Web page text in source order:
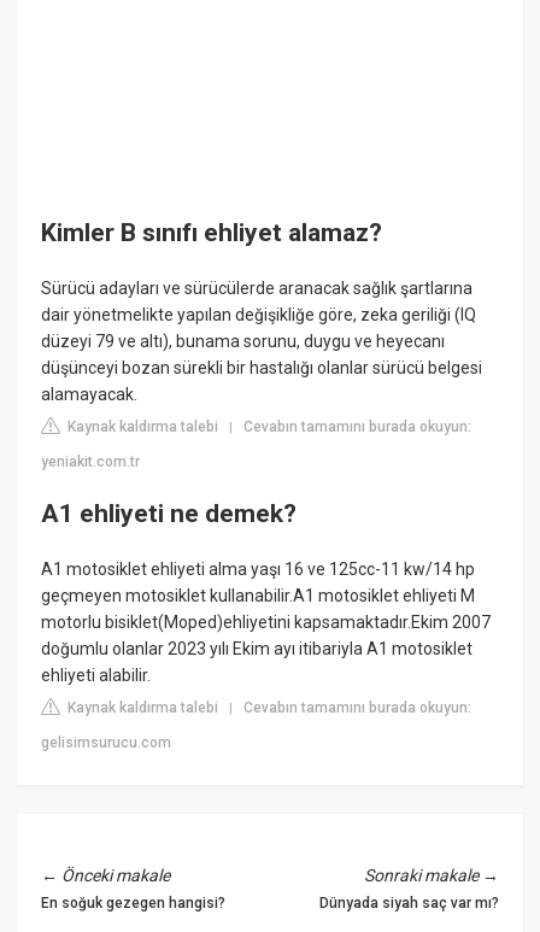
Kimler B sınıfı ehliyet alamaz?
Sürücü adayları ve sürücülerde aranacak sağlık şartlarına
dair yönetmelikte yapılan değişikliğe göre, zeka geriliği (IQ
düzeyi 79 ve altı), bunama sorunu, duygu ve heyecanı
düşünceyi bozan sürekli bir hastalığı olanlar sürücü belgesi
alamayacak.
Kaynak kaldırma talebi |Cevabın tamamını burada okuyun:
yeniakit.com.tr
A1 ehliyeti ne demek?
A1 motosiklet ehliyeti alma yaşı 16 ve 125cc-11 kw/14 hp
geçmeyen motosiklet kullanabilir.A1 motosiklet ehliyeti M
motorlu bisiklet(Moped)ehliyetini kapsamaktadır.Ekim 2007
doğumlu olanlar 2023 yılı Ekim ayı itibariyla A1 motosiklet
ehliyeti alabilir.
Kaynak kaldırma talebi |Cevabın tamamını burada okuyun:
gelisimsurucu.com
← Önceki makale
En soğuk gezegen hangisi?
Sonraki makale→
Dünyada siyah saç var mı?